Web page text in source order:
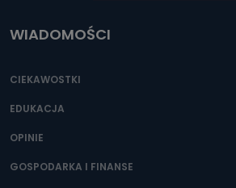
WIADOMOŚCI
CIEKAWOSTKI
EDUKACJA
OPINIE
GOSPODARKA I FINANSE